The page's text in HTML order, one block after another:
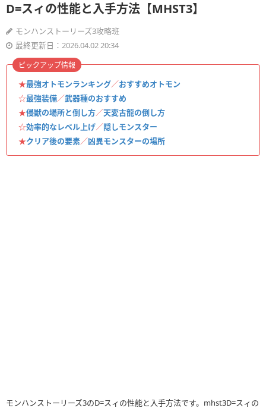
D=スィの性能と入手方法【MHST3】
モンハンストーリーズ3攻略班
最終更新日：2026.04.02 20:34
★最強オトモンランキング／おすすめオトモン
☆最強装備／武器種のおすすめ
★侵獣の場所と倒し方／天変古龍の倒し方
☆効率的なレベル上げ／隠しモンスター
★クリア後の要素／凶異モンスターの場所
ピックアップ情報
モンハンストーリーズ3のD=スィの性能と入手方法です。mhst3D=スィの